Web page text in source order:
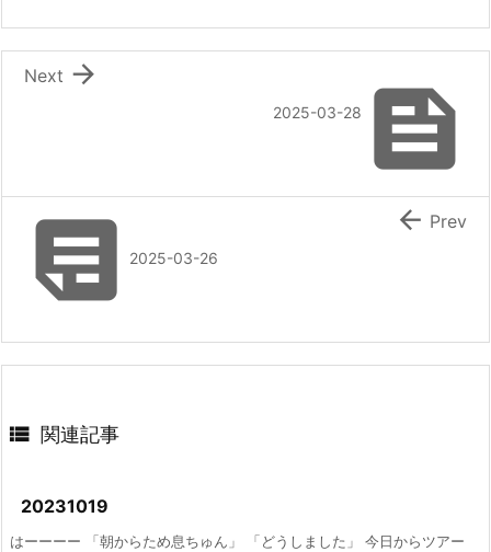

2025-03-28

Next
2025-03-26
 Prev
 関連記事
20231019
はーーーー 「朝からため息ちゅん」 「どうしました」 今日からツアー